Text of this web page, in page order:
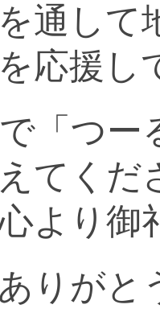
通して
応援し
「つー
てく
より御
りがと